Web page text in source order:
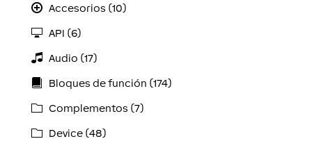
Accesorios (10)
API (6)
Audio (17)
Bloques de función (174)
Complementos (7)
Device (48)